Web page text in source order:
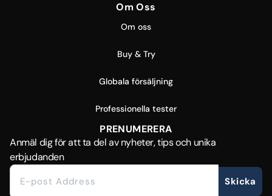
Om Oss
Om oss
Buy & Try
Globala försäljning
Professionella tester
PRENUMERERA
Anmäl dig för att ta del av nyheter, tips och unika
erbjudanden
Skicka